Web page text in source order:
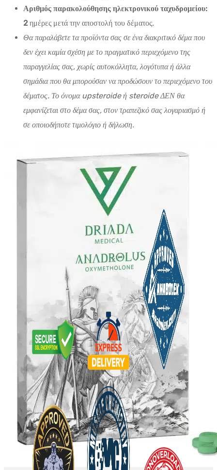
Αριθμός παρακολούθησης ηλεκτρονικού ταχυδρομείου:
2ημέρες μετά την αποστολή του δέματος.
Θα παραλάβετε τα προϊόντα σας σε ένα διακριτικό δέμα που
δεν έχει καμία σχέση με το πραγματικό περιεχόμενο της
παραγγελίας σας, χωρίς αυτοκόλλητα, λογότυπα ή άλλα
σημάδια που θα μπορούσαν να προδώσουν το περιεχόμενο του
δέματος. Το όνομα upsteroide ή steroide ΔΕΝ θα
εμφανίζεται στο δέμα σας, στον τραπεζικό σας λογαριασμό ή
σε οποιοδήποτε τιμολόγιο ή δήλωση.